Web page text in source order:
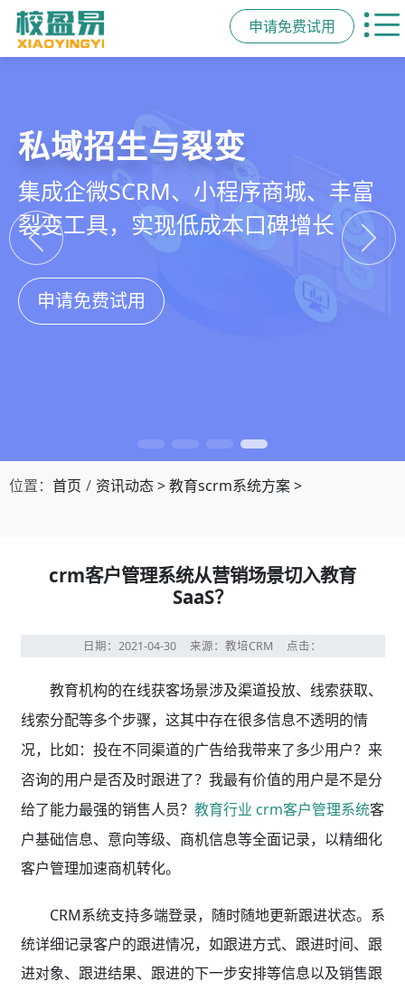
申请免费试用
教培行业CRM
以学员为中心，打通从引流、转化、
教学到复购转介绍的全生命周期增长
引擎
申请免费试用
智能销售漏斗
线索自动分配、标准化跟单、试听转
化分析，打造高绩效招生团队
申请免费试用
精细化客户运营
360°学员画像、自动化服务流程、智
能续费预警，深度挖掘学员长期价值
申请免费试用
私域招生与裂变
集成企微SCRM、小程序商城、丰富
裂变工具，实现低成本口碑增长
申请免费试用
位置： 首页 资讯动态>教育scrm系统方案>
crm客户管理系统从营销场景切入教育
SaaS？
日期：2021-04-30 来源：教培CRM 点击：
教育机构的在线获客场景涉及渠道投放、线索获取、
线索分配等多个步骤，这其中存在很多信息不透明的情
况，比如：投在不同渠道的广告给我带来了多少用户？来
咨询的用户是否及时跟进了？我最有价值的用户是不是分
给了能力最强的销售人员？ 教育行业 crm客户管理系统客
户基础信息、意向等级、商机信息等全面记录，以精细化
客户管理加速商机转化。
CRM系统支持多端登录，随时随地更新跟进状态。系
统详细记录客户的跟进情况，如跟进方式、跟进时间、跟
进对象、跟进结果、跟进的下一步安排等信息以及销售跟